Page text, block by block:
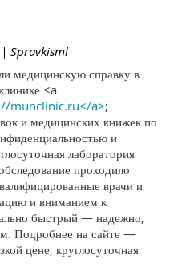
| Spravkisml
медицинскую справку в
<a
munclinic.ru</a>;
и медицинских книжек по
и
лаборатория
проходило
врачи и
и вниманием к
быстрый — надежно,
Подробнее на сайте —
цене, круглосуточная